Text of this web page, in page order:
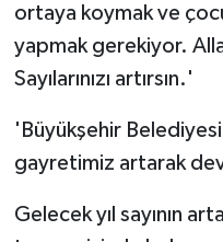
ortaya koymak ve
yapmak gerekiyor.
Sayılarınızı artırsın.'
'Büyükşehir
gayretimiz artarak
Gelecek yıl sayının